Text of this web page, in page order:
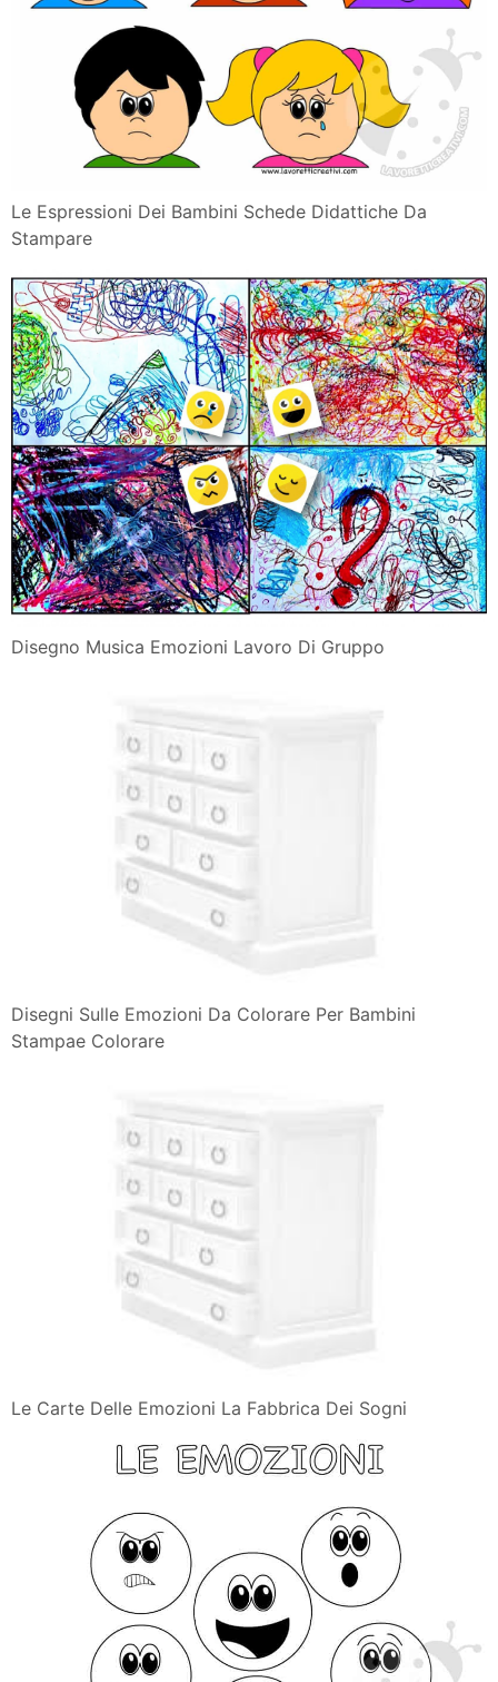
Pin Su Progetti Da Provare
Coloriamo Le Nostre Emozioni Storie E Mandala Per
Bambini Per
Le Emozioni
I Colori Delle Emozioni Un Libro Per L Educazione
20 Libri Per Bambini Sulle Emozioni Nostrofiglio It
Analisi Dei Disegni Dei Bambini Come Interpretarli Per
Le Emozioni Del Terremoto Vissute E Ricordate Dai
Bambini Con
Come I Colori Possono Esprimere Le Emozioni Da
Kandisky Al Disegno
Filastrocche Emozioni
Vettoriale Cartoon Facce Buffe Di Doodle Stile Schizzo
Con
Memory Delle Emozioni Articulation360it
Articolo Il Disegno Del Bambino Rivista Telematica Di
Percorsi
88 Libri Per Bambini Da 0 A 12 Anni
20 Libri Per Bambini Sulle Emozioni Nostrofiglio It
Attivita Sulle Emozioni Con I Bambini
Emozioni Figurative Laboratori Creativi D Arte Dal 3
Cps
L Insieme Dei Ragazzi Multi Etnici Svegli Del Fumetto
Corso Yoga Per Bambini Sorgente Di Emozioni
Disegno Per Bambini Le Tue Emozioni 14090 Da
Stampare E Colorare
Interpretare I Disegni Dei Bambini Come Capire Le Loro
Disegni Per Bambini Da Colorare E Stampare
Disegno Le Espressioni Del Viso Youtube
Disegni E Parole Cosi I Bambini Raccontano Il Disastro
Giocare Con Le Emozioni Un Albero Per Parlarne
Disegno Da Colorare Orologio Delle Emozioni Disegni
Da Colorare
Attivita A Scuola Cibo Ed Emozioni Le Buone Abitudini
Osserva Il Cielo E Disegna Le Tue Emozioni Media Inaf